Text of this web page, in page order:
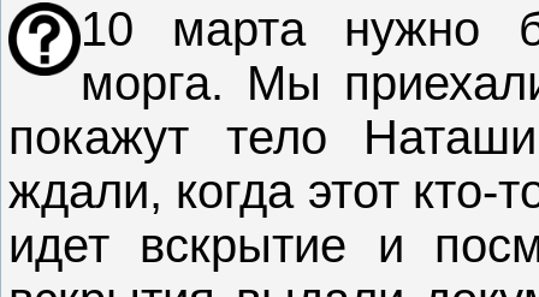
10 марта нужно
морга. Мы
покажут тело
ждали, когда этот кто-
идет вскрытие и